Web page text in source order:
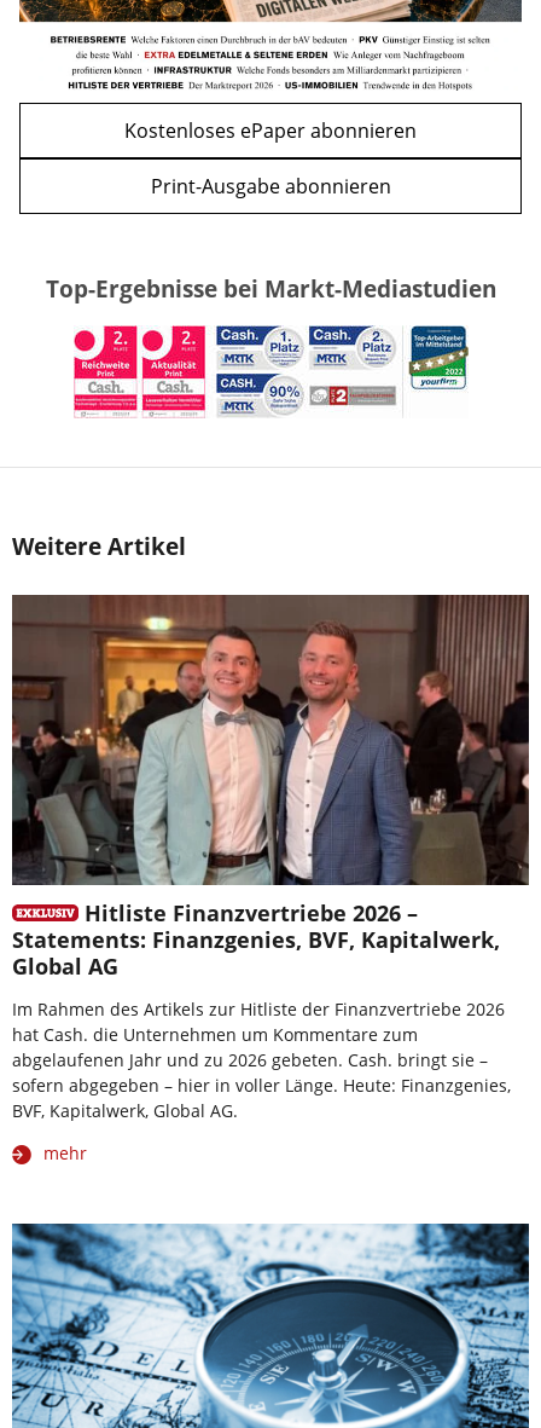
Kostenloses ePaper abonnieren
Print-Ausgabe abonnieren
Top-Ergebnisse bei Markt-Mediastudien
Weitere Artikel
Hitliste Finanzvertriebe 2026 –
Statements: Finanzgenies, BVF, Kapitalwerk,
Global AG
Im Rahmen des Artikels zur Hitliste der Finanzvertriebe 2026
hat Cash. die Unternehmen um Kommentare zum
abgelaufenen Jahr und zu 2026 gebeten. Cash. bringt sie –
sofern abgegeben – hier in voller Länge. Heute: Finanzgenies,
BVF, Kapitalwerk, Global AG.
mehr